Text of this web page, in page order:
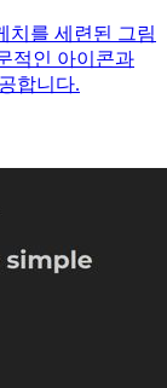
치를 세련된 그림
적인 아이콘과
합니다.